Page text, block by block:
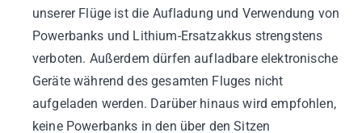
unserer Flüge ist die Aufladung und Verwendung von
Powerbanks und Lithium-Ersatzakkus strengstens
verboten. Außerdem dürfen aufladbare elektronische
Geräte während des gesamten Fluges nicht
aufgeladen werden. Darüber hinaus wird empfohlen,
keine Powerbanks in den über den Sitzen